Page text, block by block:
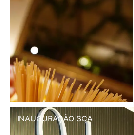
INAUGURAÇÃO SCA